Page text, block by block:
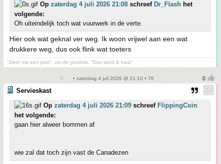
Op zaterdag 4 juli 2026 21:08 schreef Dr_Flash het
volgende:
Oh uiteindelijk toch wat vuurwerk in de verte.
Hier ook wat geknal ver weg. Ik woon vrijwel aan een wat
drukkere weg, dus ook flink wat toeters
"Geef me een joint", zei de goudvis, "Dan word ik haai"
• zaterdag 4 juli 2026 @ 21:10 • 78
Servieskast
Op zaterdag 4 juli 2026 21:09 schreef FlippingCoin
het volgende:
gaan hier alweer bommen af
wie zal dat toch zijn vast de Canadezen